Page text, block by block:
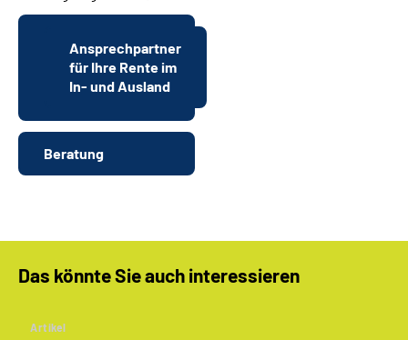
Ansprechpartner
für Ihre Rente im
In- und Ausland
Beratung
Das könnte Sie auch interessieren
Artikel